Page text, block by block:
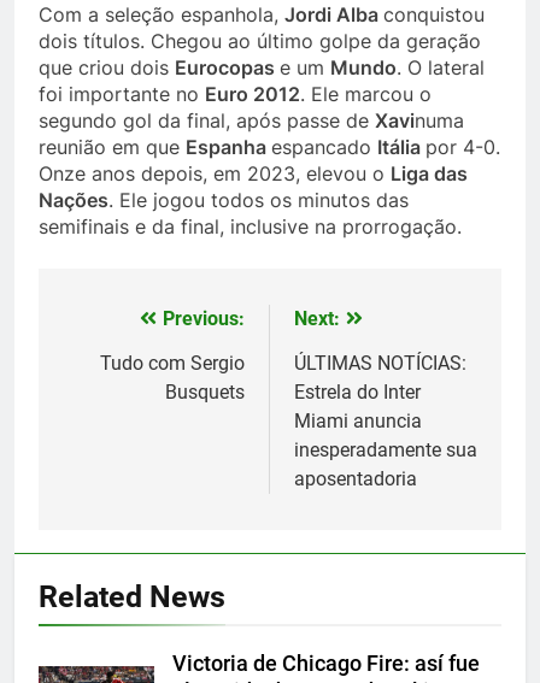
Com a seleção espanhola, Jordi Alba conquistou
dois títulos. Chegou ao último golpe da geração
que criou dois Eurocopas e um Mundo. O lateral
foi importante no Euro 2012. Ele marcou o
segundo gol da final, após passe de Xavinuma
reunião em que Espanha espancado Itália por 4-0.
Onze anos depois, em 2023, elevou o Liga das
Nações. Ele jogou todos os minutos das
semifinais e da final, inclusive na prorrogação.
navigation
Previous:
Tudo com Sergio
Busquets
Next:
ÚLTIMAS NOTÍCIAS:
Estrela do Inter
Miami anuncia
inesperadamente sua
aposentadoria
Related News
Victoria de Chicago Fire: así fue
Histórico: a MLS baixa as